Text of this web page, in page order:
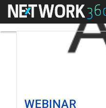
Menu
WEBINAR